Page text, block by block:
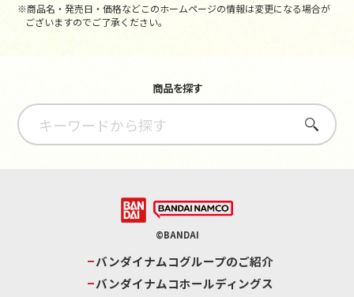
※商品名・発売日・価格などこのホームページの情報は変更になる場合が
ございますのでご了承ください。
商品を探す
さがす
©BANDAI
バンダイナムコグループのご紹介
バンダイナムコホールディングス